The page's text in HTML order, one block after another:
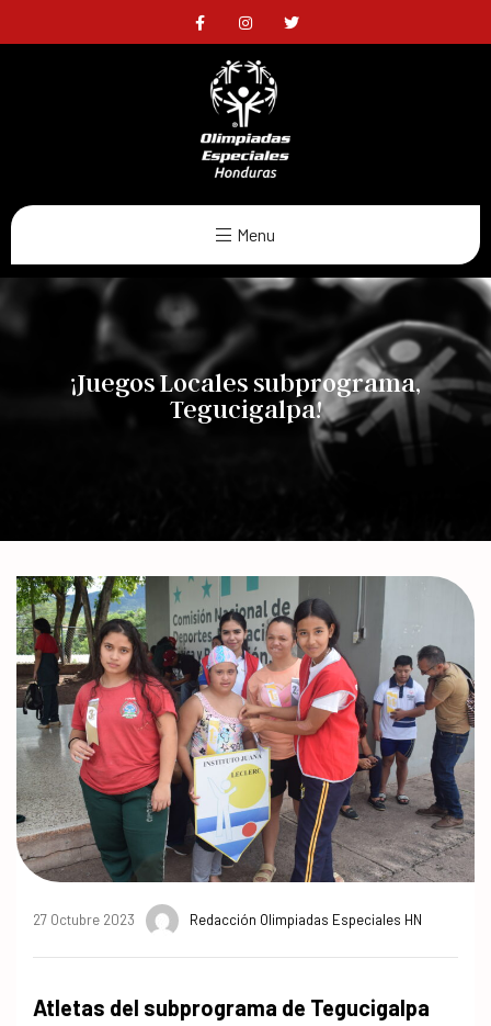
Menu
¡Juegos Locales subprograma,
Tegucigalpa!
27 Octubre 2023 Redacción Olimpiadas Especiales HN
Atletas del subprograma de Tegucigalpa